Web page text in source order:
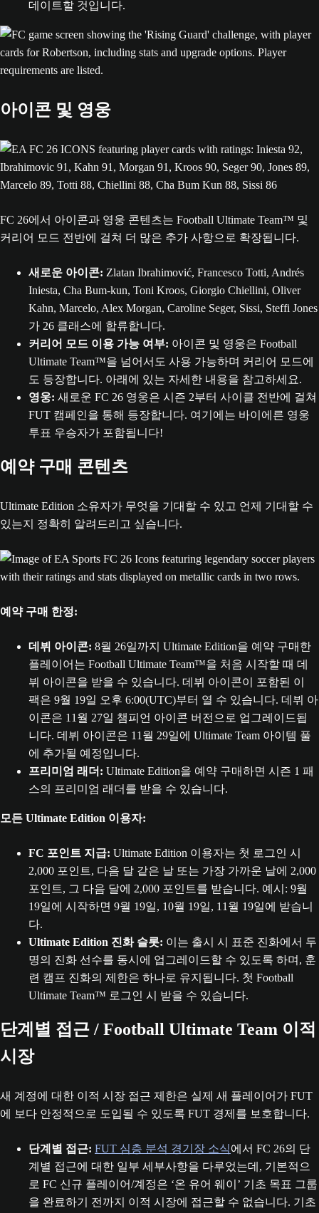
데이트할 것입니다.
아이콘 및 영웅
FC 26에서 아이콘과 영웅 콘텐츠는 Football Ultimate Team™ 및
커리어 모드 전반에 걸쳐 더 많은 추가 사항으로 확장됩니다.
새로운 아이콘: Zlatan Ibrahimović, Francesco Totti, Andrés
Iniesta, Cha Bum-kun, Toni Kroos, Giorgio Chiellini, Oliver
Kahn, Marcelo, Alex Morgan, Caroline Seger, Sissi, Steffi Jones
가 26 클래스에 합류합니다.
커리어 모드 이용 가능 여부: 아이콘 및 영웅은 Football
Ultimate Team™을 넘어서도 사용 가능하며 커리어 모드에
도 등장합니다. 아래에 있는 자세한 내용을 참고하세요.
영웅: 새로운 FC 26 영웅은 시즌 2부터 사이클 전반에 걸쳐
FUT 캠페인을 통해 등장합니다. 여기에는 바이에른 영웅
투표 우승자가 포함됩니다!
예약 구매 콘텐츠
Ultimate Edition 소유자가 무엇을 기대할 수 있고 언제 기대할 수
있는지 정확히 알려드리고 싶습니다.
예약 구매 한정:
데뷔 아이콘: 8월 26일까지 Ultimate Edition을 예약 구매한
플레이어는 Football Ultimate Team™을 처음 시작할 때 데
뷔 아이콘을 받을 수 있습니다. 데뷔 아이콘이 포함된 이
팩은 9월 19일 오후 6:00(UTC)부터 열 수 있습니다. 데뷔 아
이콘은 11월 27일 챔피언 아이콘 버전으로 업그레이드됩
니다. 데뷔 아이콘은 11월 29일에 Ultimate Team 아이템 풀
에 추가될 예정입니다.
프리미엄 래더: Ultimate Edition을 예약 구매하면 시즌 1 패
스의 프리미엄 래더를 받을 수 있습니다.
모든 Ultimate Edition 이용자:
FC 포인트 지급: Ultimate Edition 이용자는 첫 로그인 시
2,000 포인트, 다음 달 같은 날 또는 가장 가까운 날에 2,000
포인트, 그 다음 달에 2,000 포인트를 받습니다. 예시: 9월
19일에 시작하면 9월 19일, 10월 19일, 11월 19일에 받습니
다.
Ultimate Edition 진화 슬롯: 이는 출시 시 표준 진화에서 두
명의 진화 선수를 동시에 업그레이드할 수 있도록 하며, 훈
련 캠프 진화의 제한은 하나로 유지됩니다. 첫 Football
Ultimate Team™ 로그인 시 받을 수 있습니다.
단계별 접근 / Football Ultimate Team 이적
시장
새 계정에 대한 이적 시장 접근 제한은 실제 새 플레이어가 FUT
에 보다 안정적으로 도입될 수 있도록 FUT 경제를 보호합니다.
단계별 접근: FUT 심층 분석 경기장 소식에서 FC 26의 단
계별 접근에 대한 일부 세부사항을 다루었는데, 기본적으
로 FC 신규 플레이어/계정은 ‘온 유어 웨이’ 기초 목표 그룹
을 완료하기 전까지 이적 시장에 접근할 수 없습니다. 기초